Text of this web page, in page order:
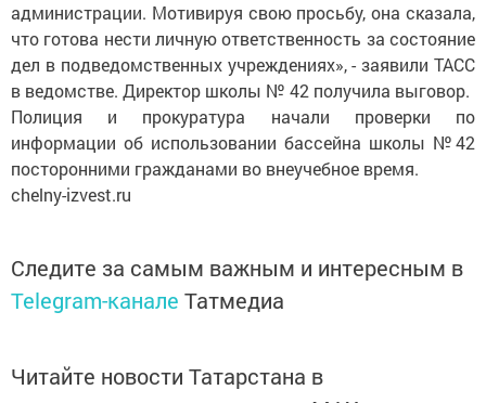
администрации. Мотивируя свою просьбу, она сказала,
что готова нести личную ответственность за состояние
дел в подведомственных учреждениях», - заявили ТАСС
в ведомстве. Директор школы № 42 получила выговор.
Полиция и прокуратура начали проверки по
информации об использовании бассейна школы №42
посторонними гражданами во внеучебное время.
chelny-izvest.ru
Следите за самым важным и интересным в
Telegram-канале Татмедиа
Читайте новости Татарстана в